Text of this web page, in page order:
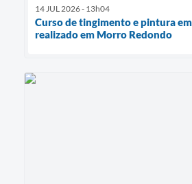
14 JUL 2026 - 13h04
Curso de tingimento e pintura
realizado em Morro Redondo